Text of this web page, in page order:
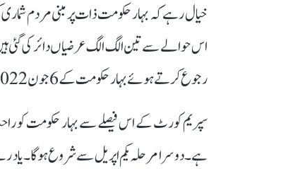
اس حوالے سے تین الگ الگ عرضیاں دائر کی گئی
رجوع کرتے ہوئے بہار حکومت کے 6 جون 2022 کے نوٹیفکیشن کو منسوخ کرنے کا مطالبہ کیا گیا تھا۔